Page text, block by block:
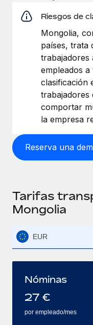
Riesgos de
Mongolia,
países, trata
trabajadores
empleados
clasificación
trabajadores
comportar
la empresa
Reserva una
Tarifas
Mongolia
EUR
Nóminas
27 €
por empleado/mes